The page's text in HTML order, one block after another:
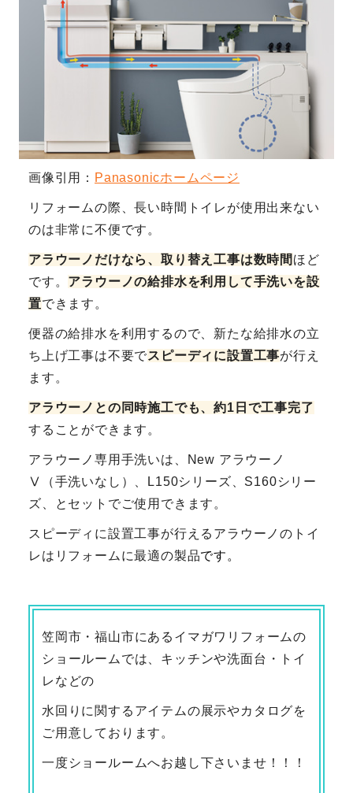
画像引用： Panasonicホームページ
リフォームの際、長い時間トイレが使用出来ない
のは非常に不便です。
アラウーノだけなら、取り替え工事は数時間 ほど
です。 アラウーノの給排水を利用して手洗いを設
置できます。
便器の給排水を利用するので、新たな給排水の立
ち上げ工事は不要でスピーディに設置工事が行え
ます。
アラウーノとの同時施工でも、約1日で工事完了
することができます。
アラウーノ専用手洗いは、New アラウーノ
Ⅴ（手洗いなし）、L150シリーズ、S160シリー
ズ、とセットでご使用できます。
スピーディに設置工事が行えるアラウーノのトイ
レはリフォームに最適の製品です。
笠岡市・福山市にあるイマガワリフォームの
ショールームでは、キッチンや洗面台・トイ
レなどの
水回りに関するアイテムの展示やカタログを
ご用意しております。
一度ショールームへお越し下さいませ！！！